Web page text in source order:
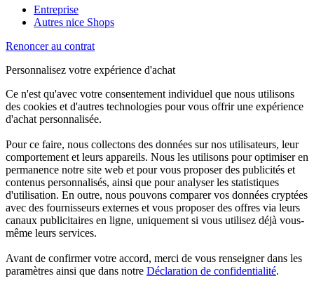
Entreprise
Autres nice Shops
Renoncer au contrat
Personnalisez votre expérience d'achat
Ce n'est qu'avec votre consentement individuel que nous utilisons
des cookies et d'autres technologies pour vous offrir une expérience
d'achat personnalisée.
Pour ce faire, nous collectons des données sur nos utilisateurs, leur
comportement et leurs appareils. Nous les utilisons pour optimiser en
permanence notre site web et pour vous proposer des publicités et
contenus personnalisés, ainsi que pour analyser les statistiques
d'utilisation. En outre, nous pouvons comparer vos données cryptées
avec des fournisseurs externes et vous proposer des offres via leurs
canaux publicitaires en ligne, uniquement si vous utilisez déjà vous-
même leurs services.
Avant de confirmer votre accord, merci de vous renseigner dans les
paramètres ainsi que dans notre Déclaration de confidentialité.